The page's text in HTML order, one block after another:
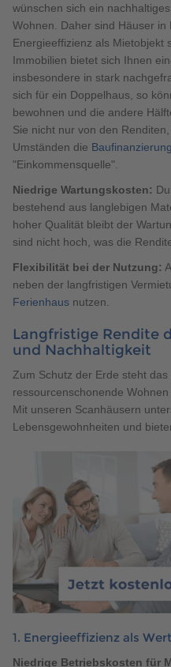
wünschen sich ein
Wohnen. Daher sind Häuser
Energieeffizienz als Mietobjekt
Immobilien bietet sich Ihnen
insbesondere in stark
sich für ein Doppelhaus, so
bewohnen und die andere
Sie nicht nur von den
Umständen die Baufinanzierung
"Einkommensquelle".
Niedrige Wartungskosten:
bestehend aus langlebigen
hoher Qualität bleibt der
sind nicht hoch, was die
Flexibilität bei der Nutzung:
neben der langfristigen
Ferienhaus nutzen.
Langfristige Rendite
und Nachhaltigkeit
Zum Schutz der Erde steht
ressourcenschonende
Mit unseren Scanhäusern
Lebensgewohnheiten und
1. Energieeffizienz als
Niedrige Betriebskosten für